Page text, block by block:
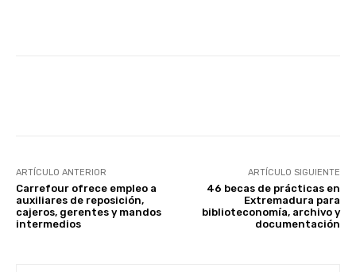
ARTÍCULO ANTERIOR
Carrefour ofrece empleo a
auxiliares de reposición,
cajeros, gerentes y mandos
intermedios
ARTÍCULO SIGUIENTE
46 becas de prácticas en
Extremadura para
biblioteconomía, archivo y
documentación